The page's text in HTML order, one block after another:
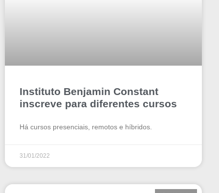
Instituto Benjamin Constant
inscreve para diferentes cursos
Há cursos presenciais, remotos e híbridos.
31/01/2022